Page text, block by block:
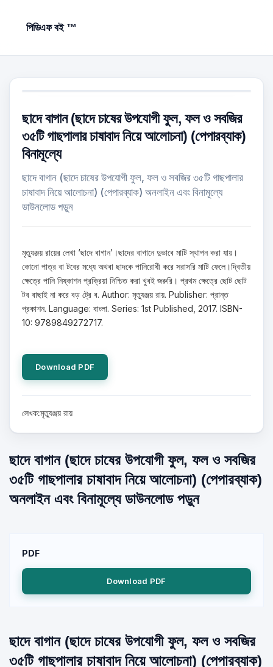
পিডিএফ বই ™
ছাদে বাগান (ছাদে চাষের উপযোগী ফুল, ফল ও সবজির
৩৫টি গাছপালার চাষাবাদ নিয়ে আলোচনা) (পেপারব্যাক)
বিনামূল্যে
ছাদে বাগান (ছাদে চাষের উপযোগী ফুল, ফল ও সবজির ৩৫টি গাছপালার
চাষাবাদ নিয়ে আলোচনা) (পেপারব্যাক) অনলাইন এবং বিনামূল্যে
ডাউনলোড পড়ুন
মৃত্যুঞ্জয় রায়ের লেখা ‘ছাদে বাগান’।ছাদের বাগানে দুভাবে মাটি স্থাপন করা যায়।
কোনো পাত্র বা টবের মধ্যে অথবা ছাদকে পানিরোধী করে সরাসরি মাটি ফেলে।দ্বিতীয়
ক্ষেত্রে পানি নিষ্কাশন প্রক্রিয়া নিশ্চিত করা খুবই জরুরি। প্রথম ক্ষেত্রে ছোট ছোট
টব বাছাই না করে বড় ট্রে ব. Author: মৃত্যুঞ্জয় রায়. Publisher: প্রান্ত
প্রকাশন. Language: বাংলা. Series: 1st Published, 2017. ISBN-
10: 9789849272717.
Download PDF
লেখক:মৃত্যুঞ্জয় রায়
ছাদে বাগান (ছাদে চাষের উপযোগী ফুল, ফল ও সবজির
৩৫টি গাছপালার চাষাবাদ নিয়ে আলোচনা) (পেপারব্যাক)
অনলাইন এবং বিনামূল্যে ডাউনলোড পড়ুন
PDF
Download PDF
ছাদে বাগান (ছাদে চাষের উপযোগী ফুল, ফল ও সবজির
৩৫টি গাছপালার চাষাবাদ নিয়ে আলোচনা) (পেপারব্যাক)